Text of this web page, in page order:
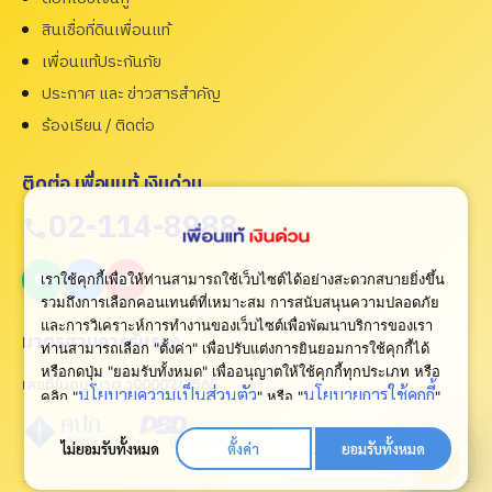
สินเชื่อที่ดินเพื่อนแท้
เพื่อนแท้ประกันภัย
ประกาศ และ ข่าวสารสำคัญ
ร้องเรียน / ติดต่อ
ติดต่อ เพื่อนแท้ เงินด่วน
02-114-8988
มาตรฐานการรับรอง
เลขที่ใบอนุญาต ว00007/2565
เราใช้คุกกี้เพื่อให้ท่านสามารถใช้เว็บไซต์ได้อย่างสะดวกสบายยิ่งขึ้น
รวมถึงการเลือกคอนเทนต์ที่เหมาะสม การสนับสนุนความปลอดภัย
และการวิเคราะห์การทำงานของเว็บไซต์เพื่อพัฒนาบริการของเรา
ท่านสามารถเลือก "ตั้งค่า" เพื่อปรับแต่งการยินยอมการใช้คุกกี้ได้
หรือกดปุ่ม "ยอมรับทั้งหมด" เพื่ออนุญาตให้ใช้คุกกี้ทุกประเภท หรือ
คลิก "นโยบายความเป็นส่วนตัว" หรือ "นโยบายการใช้คุกกี้"
ไม่ยอมรับทั้งหมด ตั้งค่า ยอมรับทั้งหมด
ปรึกษาเรา